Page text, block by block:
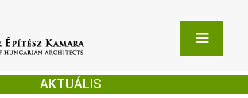
AKTUÁLIS